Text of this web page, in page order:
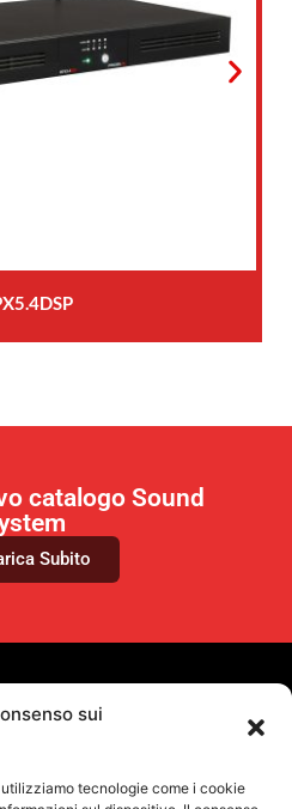
sui
tecnologie come i cookie
catalogo Sound
Subito
RIMANERE AGGIORNATO?
SEGUICI SUI NOSTRI SOCIAL